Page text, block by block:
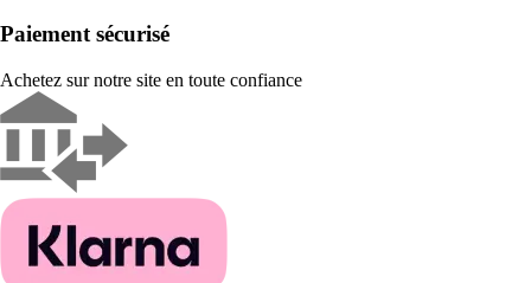
Paiement sécurisé
Achetez sur notre site en toute confiance